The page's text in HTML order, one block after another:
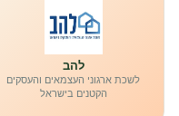
להב
לשכת ארגוני העצמאים והעסקים
הקטנים בישראל